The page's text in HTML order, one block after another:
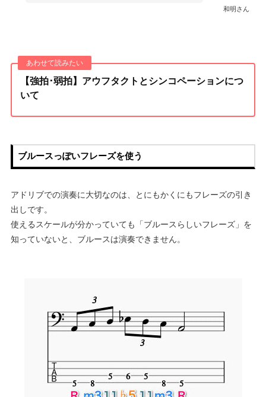
和明さん
【強拍･弱拍】アウフタクトとシンコペーションにつ
いて
ブルースっぽいフレーズを使う
アドリブでの演奏に大切なのは、とにもかくにもフレーズの引き
出しです。
使えるスケールが分かっていても「ブルースらしいフレーズ」を
知っていないと、ブルースは演奏できません。